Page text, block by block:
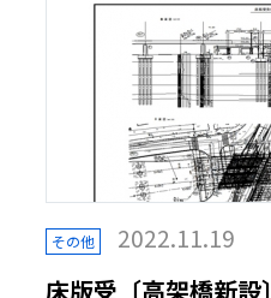
その他 2022.11.19
床版受〔高架橋新設〕